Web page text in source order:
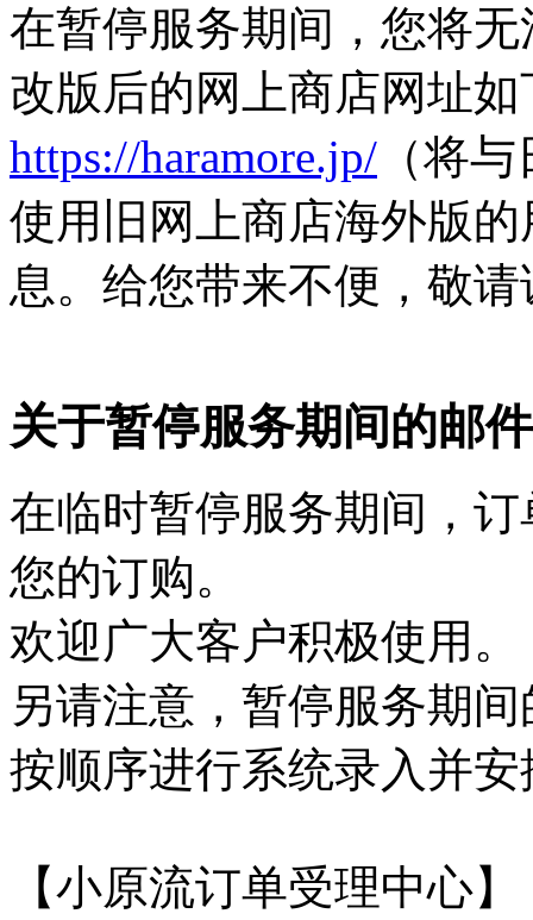
在暂停服务期间，您将
改版后的网上商店网址如
https://haramore.jp/ （将
使用旧网上商店海外版
息。给您带来不便，敬请
关于暂停服务期间的邮
在临时暂停服务期间，
您的订购。
欢迎广大客户积极使用。
另请注意，暂停服务期
按顺序进行系统录入并
【小原流订单受理中心】